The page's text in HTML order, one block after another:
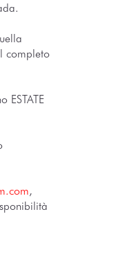
completo
ESTATE
,